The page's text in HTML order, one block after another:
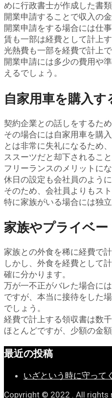
めに行政書士が作成した書
開業申請することで収入の
開業申請をする場合には仕
賃も一部は経費として計上
光熱費も一部を経費で計上
開業申請には多少の費用や
えるでしょう。
自家用車を購入
契約企業との話しをするた
その場合には自家用車を購
とは非常に失礼になるため
ススーツだと却下されること
フリーランスのメリットに
休日の設定も会社員のよう
そのため、会社員よりもス
特に家族がいる場合には独
家族やプライベ
家族との外食を稀に経費で
しかし、外食を経費として
確に分かります。
万が一不正がバレた場合に
ですが、本当に接待をした
でしょう。
経費で計上する領収書は数
ほとんどですが、少額の金
最近の投稿
いざという時に守って
Copyright © 2022 . All rights